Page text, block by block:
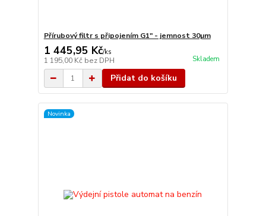
Přírubový filtr s připojením G1" - jemnost 30µm
1 445,95 Kč/ks
1 195,00 Kč bez DPH Skladem
Přidat do košíku
Novinka